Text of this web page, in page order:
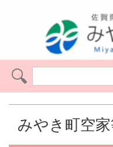
みやき町空